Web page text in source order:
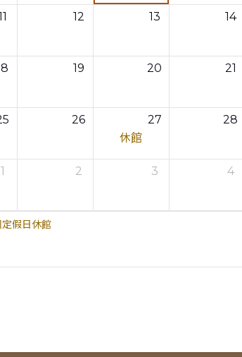
12 13 14
19 20 21
26
27
休館
28
1 2 3 4
假日休館